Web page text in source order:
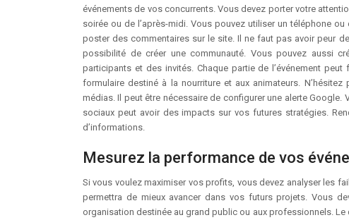
événements de vos concurrents. Vous devez porter votre
soirée ou de l’après-midi. Vous pouvez utiliser un téléphone
poster des commentaires sur le site. Il ne faut pas avoir peur
possibilité de créer une communauté. Vous pouvez aussi
participants et des invités. Chaque partie de l’événement
formulaire destiné à la nourriture et aux animateurs.
médias. Il peut être nécessaire de configurer une alerte
sociaux peut avoir des impacts sur vos futures stratégies.
d’informations.
Mesurez la performance de vos
Si vous voulez maximiser vos profits, vous devez analyser les
permettra de mieux avancer dans vos futurs projets. Vous
organisation destinée au grand public ou aux professionnels.